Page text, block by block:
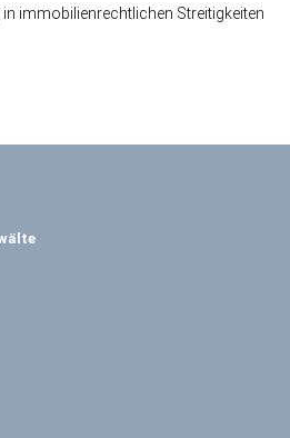
immobilienrechtlichen Streitigkeiten